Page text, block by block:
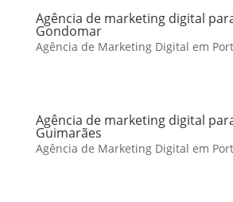
Agência de marketing digital
Gondomar
Agência de Marketing Digital em
Agência de marketing digital
Guimarães
Agência de Marketing Digital em